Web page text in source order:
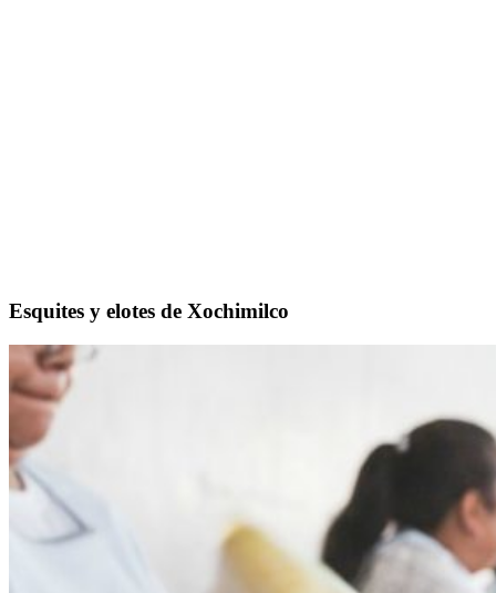
Esquites y elotes de Xochimilco